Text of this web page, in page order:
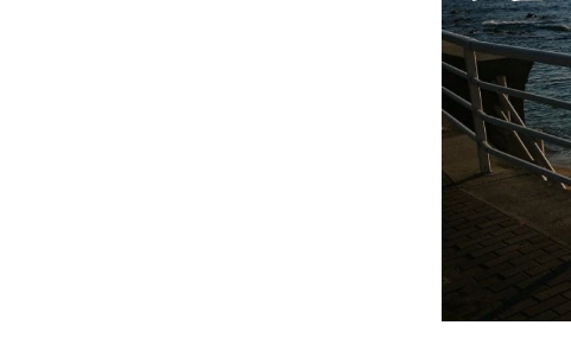
テクノロジー・ガジェット